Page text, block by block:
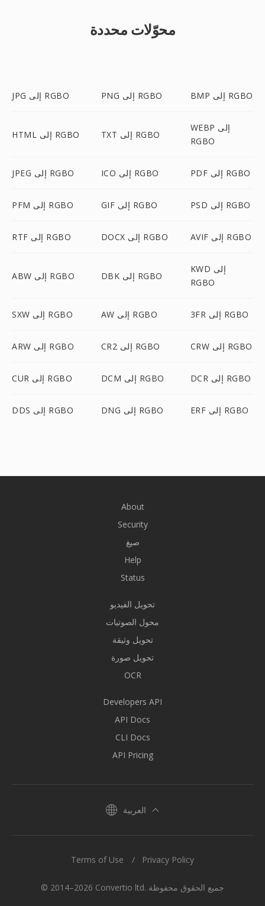
محوّلات محددة
JPG إلى RGBO PNG إلى RGBO BMP إلى RGBO
HTML إلى RGBO TXT إلى RGBO
WEBP إلى
RGBO
JPEG إلى RGBO ICO إلى RGBO PDF إلى RGBO
PFM إلى RGBO GIF إلى RGBO PSD إلى RGBO
RTF إلى RGBO DOCX إلى RGBO AVIF إلى RGBO
ABW إلى RGBO DBK إلى RGBO
KWD إلى
RGBO
SXW إلى RGBO AW إلى RGBO 3FR إلى RGBO
ARW إلى RGBO CR2 إلى RGBO CRW إلى RGBO
CUR إلى RGBO DCM إلى RGBO DCR إلى RGBO
DDS إلى RGBO DNG إلى RGBO ERF إلى RGBO
About
Security
صيغ
Help
Status
تحويل الفيديو
محول الصوتيات
تحويل وثيقة
تحويل صورة
OCR
Developers API
API Docs
CLI Docs
API Pricing
العربية
© 2014–2026 Convertio ltd. جميع الحقوق محفوظة
Terms of Use Privacy Policy